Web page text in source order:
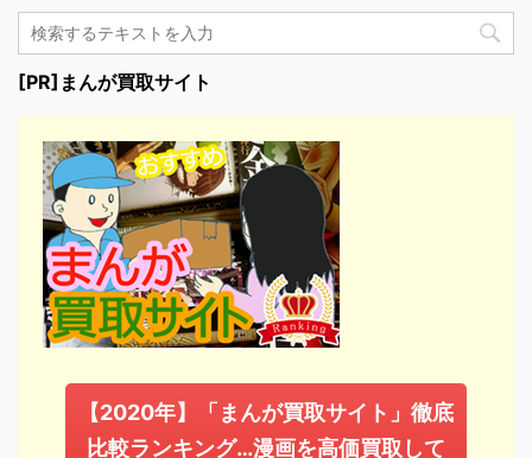
[PR]まんが買取サイト
【2020年】「まんが買取サイト」徹底
比較ランキング…漫画を高価買取して